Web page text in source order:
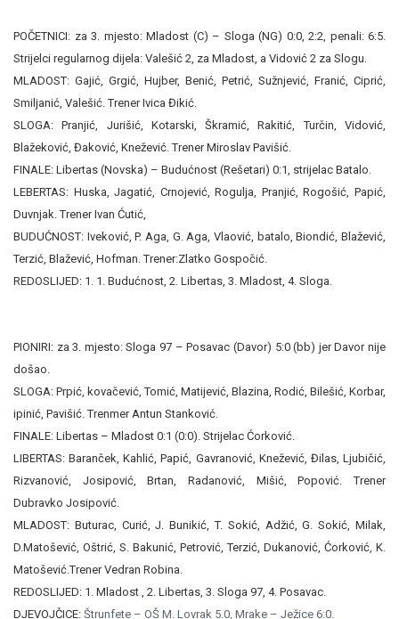
POČETNICI: za 3. mjesto: Mladost (C) – Sloga (NG) 0:0, 2:2, penali: 6:5.
Strijelci regularnog dijela: Valešić 2, za Mladost, a Vidović 2 za Slogu.
MLADOST: Gajić, Grgić, Hujber, Benić, Petrić, Sužnjević, Franić, Ciprić,
Smiljanić, Valešić. Trener Ivica Đikić.
SLOGA: Pranjić, Jurišić, Kotarski, Škramić, Rakitić, Turčin, Vidović,
Blažeković, Đaković, Knežević. Trener Miroslav Pavišić.
FINALE: Libertas (Novska) – Budućnost (Rešetari) 0:1, strijelac Batalo.
LEBERTAS: Huska, Jagatić, Crnojević, Rogulja, Pranjić, Rogošić, Papić,
Duvnjak. Trener Ivan Ćutić,
BUDUĆNOST: Iveković, P. Aga, G. Aga, Vlaović, batalo, Biondić, Blažević,
Terzić, Blažević, Hofman. Trener:Zlatko Gospočić.
REDOSLIJED: 1. 1. Budućnost, 2. Libertas, 3. Mladost, 4. Sloga.
PIONIRI: za 3. mjesto: Sloga 97 – Posavac (Davor) 5:0 (bb) jer Davor nije
došao.
SLOGA: Prpić, kovačević, Tomić, Matijević, Blazina, Rodić, Bilešić, Korbar,
ipinić, Pavišić. Trenmer Antun Stanković.
FINALE: Libertas – Mladost 0:1 (0:0). Strijelac Ćorković.
LIBERTAS: Baranček, Kahlić, Papić, Gavranović, Knežević, Đilas, Ljubičić,
Rizvanović, Josipović, Brtan, Radanović, Mišić, Popović. Trener
Dubravko Josipović.
MLADOST: Buturac, Curić, J. Bunikić, T. Sokić, Adžić, G. Sokić, Milak,
D.Matošević, Oštrić, S. Bakunić, Petrović, Terzić, Dukanović, Ćorković, K.
Matošević.Trener Vedran Robina.
REDOSLIJED: 1. Mladost , 2. Libertas, 3. Sloga 97, 4. Posavac.
DJEVOJČICE: Štrunfete – OŠ M. Lovrak 5.0, Mrake – Ježice 6:0.